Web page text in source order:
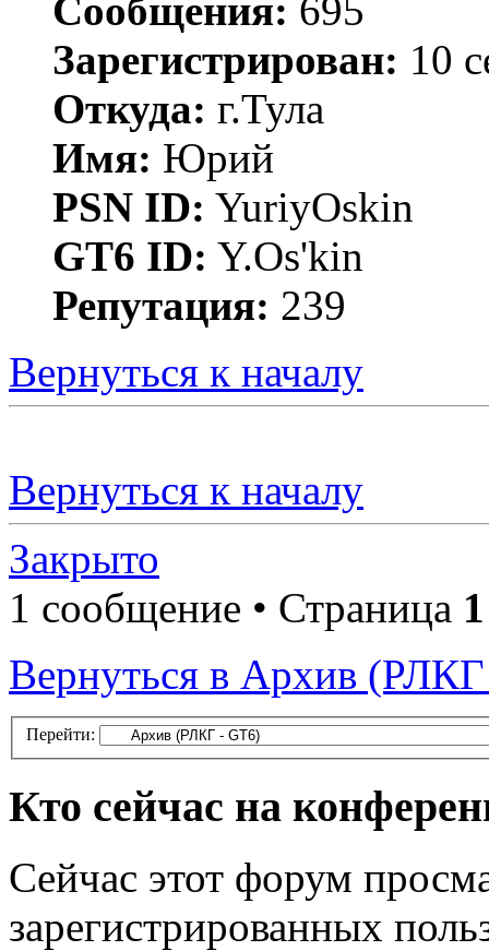
Сообщения: 695
Зарегистрирован: 10
Откуда: г.Тула
Имя: Юрий
PSN ID: YuriyOskin
GT6 ID: Y.Os'kin
Репутация: 239
Вернуться к началу
Вернуться к началу
Закрыто
1 сообщение • Страница 1
Вернуться в Архив
Перейти:
Кто сейчас на
Сейчас этот форум
зарегистрированных